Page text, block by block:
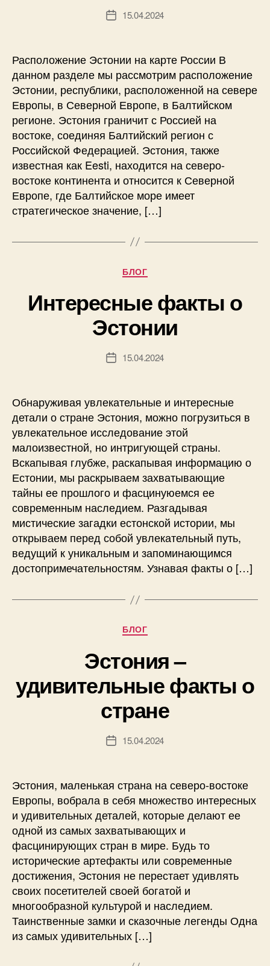
Дата15.04.2024
Расположение Эстонии на карте России В
данном разделе мы рассмотрим расположение
Эстонии, республики, расположенной на севере
Европы, в Северной Европе, в Балтийском
регионе. Эстония граничит с Россией на
востоке, соединяя Балтийский регион с
Российской Федерацией. Эстония, также
известная как Eesti, находится на северо-
востоке континента и относится к Северной
Европе, где Балтийское море имеет
стратегическое значение, […]
Рубрики
БЛОГ
Интересные факты о
Эстонии
Дата15.04.2024
Обнаруживая увлекательные и интересные
детали о стране Эстония, можно погрузиться в
увлекательное исследование этой
малоизвестной, но интригующей страны.
Вскапывая глубже, раскапывая информацию о
Естонии, мы раскрываем захватывающие
тайны ее прошлого и фасцинуюемся ее
современным наследием. Разгадывая
мистические загадки естонской истории, мы
открываем перед собой увлекательный путь,
ведущий к уникальным и запоминающимся
достопримечательностям. Узнавая факты о […]
Рубрики
БЛОГ
Эстония –
удивительные факты о
стране
Дата15.04.2024
Эстония, маленькая страна на северо-востоке
Европы, вобрала в себя множество интересных
и удивительных деталей, которые делают ее
одной из самых захватывающих и
фасцинирующих стран в мире. Будь то
исторические артефакты или современные
достижения, Эстония не перестает удивлять
своих посетителей своей богатой и
многообразной культурой и наследием.
Таинственные замки и сказочные легенды Одна
из самых удивительных […]